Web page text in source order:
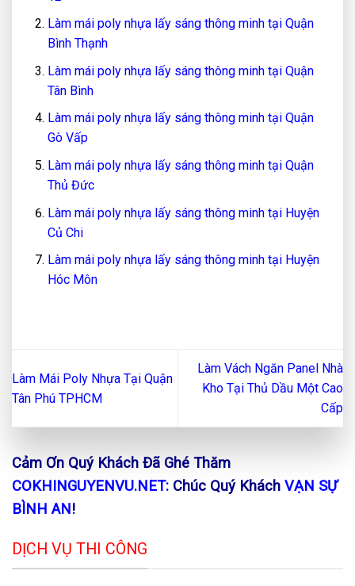
Làm mái poly nhựa lấy sáng thông minh tại Quận
Bình Thạnh
Làm mái poly nhựa lấy sáng thông minh tại Quận
Tân Bình
Làm mái poly nhựa lấy sáng thông minh tại Quận
Gò Vấp
Làm mái poly nhựa lấy sáng thông minh tại Quận
Thủ Đức
Làm mái poly nhựa lấy sáng thông minh tại Huyện
Củ Chi
Làm mái poly nhựa lấy sáng thông minh tại Huyện
Hóc Môn
Làm Mái Poly Nhựa Tại Quận
Tân Phú TPHCM
Làm Vách Ngăn Panel Nhà
Kho Tại Thủ Dầu Một Cao
Cấp
Cảm Ơn Quý Khách Đã Ghé Thăm
COKHINGUYENVU.NET: Chúc Quý Khách VẠN SỰ
BÌNH AN!
DỊCH VỤ THI CÔNG